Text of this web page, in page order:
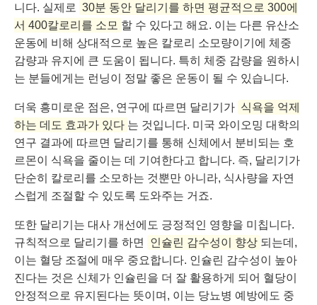
니다. 실제로 30분 동안 달리기를 하면 평균적으로 300에
서 400칼로리를 소모 할 수 있다고 해요. 이는 다른 유산소
운동에 비해 상대적으로 높은 칼로리 소모량이기에 체중
감량과 유지에 큰 도움이 됩니다. 특히 체중 감량을 원하시
는 분들에게는 런닝이 정말 좋은 운동이 될 수 있습니다.
더욱 흥미로운 점은, 연구에 따르면 달리기가 식욕을 억제
하는 데도 효과가 있다 는 것입니다. 미국 와이오밍 대학의
연구 결과에 따르면 달리기를 통해 신체에서 분비되는 호
르몬이 식욕을 줄이는 데 기여한다고 합니다. 즉, 달리기가
단순히 칼로리를 소모하는 것뿐만 아니라, 식사량을 자연
스럽게 조절할 수 있도록 도와주는 거죠.
또한 달리기는 대사 개선에도 긍정적인 영향을 미칩니다.
규칙적으로 달리기를 하면
인슐린 감수성이 향상 되는데,
이는 혈당 조절에 매우 중요합니다. 인슐린 감수성이 높아
진다는 것은 신체가 인슐린을 더 잘 활용하게 되어 혈당이
안정적으로 유지된다는 뜻이며, 이는 당뇨병 예방에도 중